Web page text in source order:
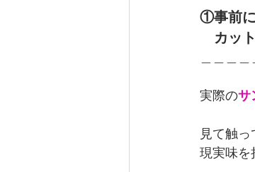
①事前
カッ
実際のサ
見て触
現実味を